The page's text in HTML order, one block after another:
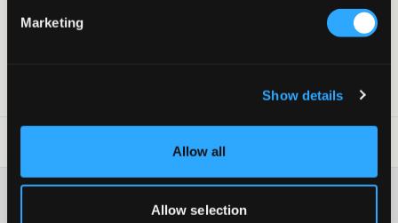
Marketing
Show details
Allow all
Allow selection
Lett utsvingt